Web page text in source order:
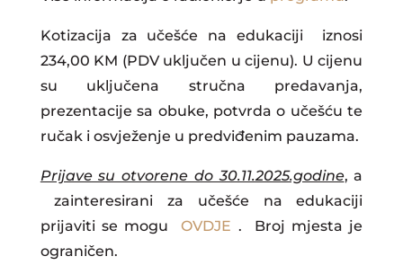
Kotizacija za učešće na edukaciji iznosi
234,00 KM (PDV uključen u cijenu). U cijenu
su uključena stručna predavanja,
prezentacije sa obuke, potvrda o učešću te
ručak i osvježenje u predviđenim pauzama.
Prijave su otvorene do 30.11.2025.godine, a
zainteresirani za učešće na edukaciji
prijaviti se mogu OVDJE . Broj mjesta je
ograničen.